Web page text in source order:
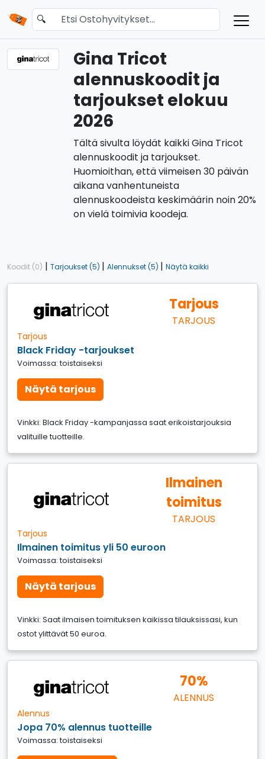
🔍
Gina Tricot
alennuskoodit ja
tarjoukset elokuu
2026
Tältä sivulta löydät kaikki Gina Tricot
alennuskoodit ja tarjoukset.
Huomioithan, että viimeisen 30 päivän
aikana vanhentuneista
alennuskoodeista keskimäärin noin 20%
on vielä toimivia koodeja.
Koodit (0) | Tarjoukset (5) | Alennukset (5) | Näytä kaikki
Tarjous
TARJOUS
Tarjous
Black Friday -tarjoukset
Voimassa: toistaiseksi
Näytä tarjous
Vinkki: Black Friday -kampanjassa saat erikoistarjouksia
valituille tuotteille.
Ilmainen
toimitus
TARJOUS
Tarjous
Ilmainen toimitus yli 50 euroon
Voimassa: toistaiseksi
Näytä tarjous
Vinkki: Saat ilmaisen toimituksen kaikissa tilauksissasi, kun
ostot ylittävät 50 euroa.
70%
ALENNUS
Alennus
Jopa 70% alennus tuotteille
Voimassa: toistaiseksi